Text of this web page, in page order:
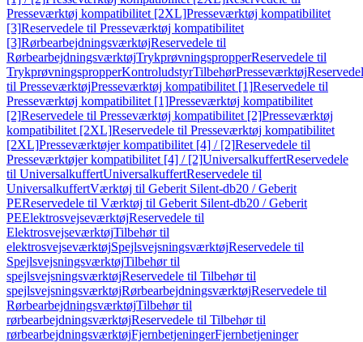
Presseværktøj kompatibilitet [2XL]Presseværktøj kompatibilitet
[3]Reservedele til Presseværktøj kompatibilitet
[3]RørbearbejdningsværktøjReservedele til
RørbearbejdningsværktøjTrykprøvningspropperReservedele til
TrykprøvningspropperKontroludstyrTilbehørPresseværktøj
til PresseværktøjPresseværktøj kompatibilitet [1]Reservedele til
Presseværktøj kompatibilitet [1]Presseværktøj kompatibilitet
[2]Reservedele til Presseværktøj kompatibilitet [2]Presseværktøj
kompatibilitet [2XL]Reservedele til Presseværktøj kompatibilitet
[2XL]Presseværktøjer kompatibilitet [4] / [2]Reservedele til
Presseværktøjer kompatibilitet [4] / [2]UniversalkuffertReservedele
til UniversalkuffertUniversalkuffertReservedele til
UniversalkuffertVærktøj til Geberit Silent-db20 / Geberit
PEReservedele til Værktøj til Geberit Silent-db20 / Geberit
PEElektrosvejseværktøjReservedele til
ElektrosvejseværktøjTilbehør til
elektrosvejseværktøjSpejlsvejsningsværktøjReservedele til
SpejlsvejsningsværktøjTilbehør til
spejlsvejsningsværktøjReservedele til Tilbehør til
spejlsvejsningsværktøjRørbearbejdningsværktøjReservedele til
RørbearbejdningsværktøjTilbehør til
rørbearbejdningsværktøjReservedele til Tilbehør til
rørbearbejdningsværktøjFjernbetjeningerFjernbetjeninger